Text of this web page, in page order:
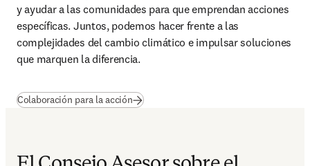
y ayudar a las comunidades para que emprendan acciones
específicas. Juntos, podemos hacer frente a las
complejidades del cambio climático e impulsar soluciones
que marquen la diferencia.
Colaboración para la acción